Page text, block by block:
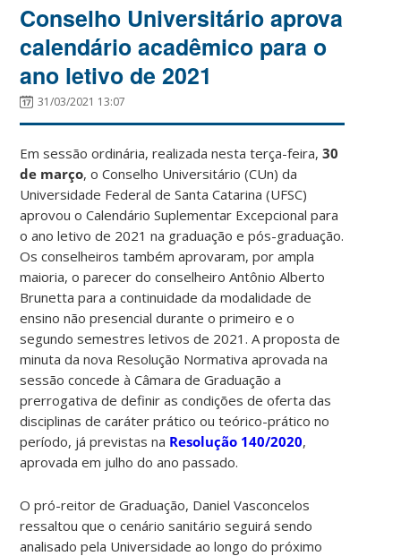
Conselho Universitário aprova
calendário acadêmico para o
ano letivo de 2021
31/03/2021 13:07
Em sessão ordinária, realizada nesta terça-feira,30
de março, o Conselho Universitário (CUn) da
Universidade Federal de Santa Catarina (UFSC)
aprovou o Calendário Suplementar Excepcional para
o ano letivo de 2021 na graduação e pós-graduação.
Os conselheiros também aprovaram, por ampla
maioria, o parecer do conselheiro Antônio Alberto
Brunetta para a continuidade da modalidade de
ensino não presencial durante o primeiro e o
segundo semestres letivos de 2021. A proposta de
minuta da nova Resolução Normativa aprovada na
sessão concede à Câmara de Graduação a
prerrogativa de definir as condições de oferta das
disciplinas de caráter prático ou teórico-prático no
período, já previstas na Resolução 140/2020,
aprovada em julho do ano passado.
O pró-reitor de Graduação, Daniel Vasconcelos
ressaltou que o cenário sanitário seguirá sendo
analisado pela Universidade ao longo do próximo